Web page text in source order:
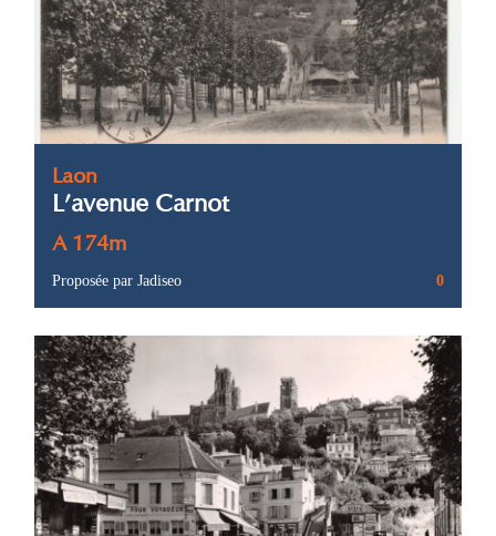
Laon
L’avenue Carnot
A 174m
Proposée par Jadiseo 0